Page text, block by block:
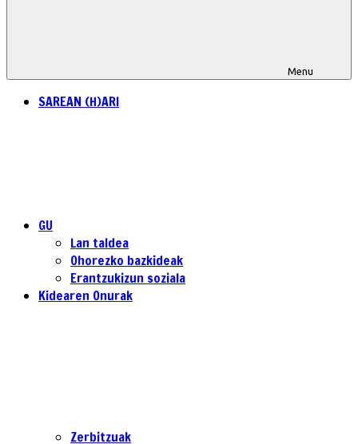
Menu
SAREAN (H)ARI
GU
Lan taldea
Ohorezko bazkideak
Erantzukizun soziala
Kidearen Onurak
Zerbitzuak